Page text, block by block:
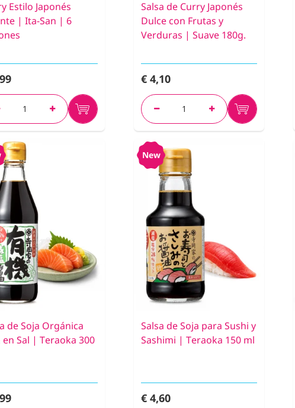
Estilo Japonés
| Ita-San | 6
Salsa de Curry Japonés
Dulce con Frutas y
Verduras | Suave 180g.
€ 4,10
de Soja Orgánica
en Sal | Teraoka 300
New
Salsa de Soja para Sushi y
Sashimi | Teraoka 150 ml
€ 4,60